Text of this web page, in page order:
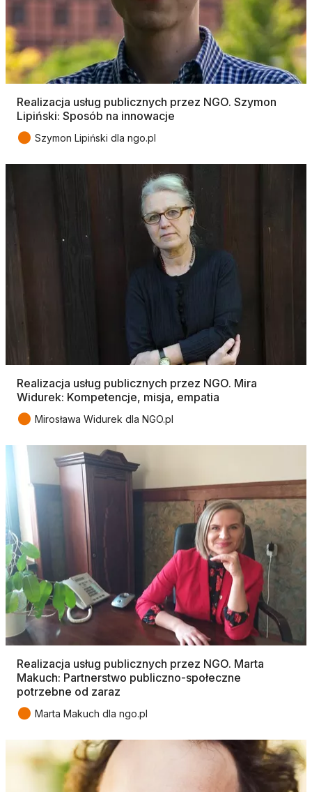
Realizacja usług publicznych przez NGO. Szymon
Lipiński: Sposób na innowacje
● Szymon Lipiński dla ngo.pl
Realizacja usług publicznych przez NGO. Mira
Widurek: Kompetencje, misja, empatia
● Mirosława Widurek dla NGO.pl
Realizacja usług publicznych przez NGO. Marta
Makuch: Partnerstwo publiczno-społeczne
potrzebne od zaraz
● Marta Makuch dla ngo.pl